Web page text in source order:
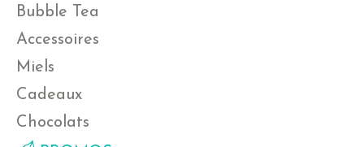
Bubble Tea
Accessoires
Miels
Cadeaux
Chocolats